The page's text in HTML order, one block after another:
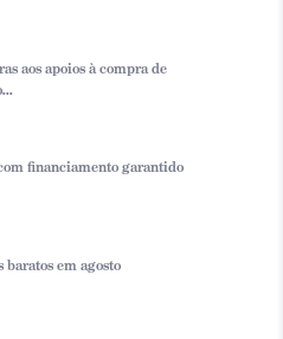
aos apoios à compra de
financiamento garantido
em agosto